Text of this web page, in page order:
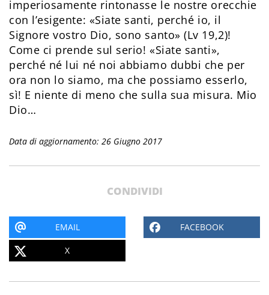
imperiosamente rintonasse le nostre orecchie
con l’esigente: «Siate santi, perché io, il
Signore vostro Dio, sono santo» (Lv 19,2)!
Come ci prende sul serio! «Siate santi»,
perché né lui né noi abbiamo dubbi che per
ora non lo siamo, ma che possiamo esserlo,
sì! E niente di meno che sulla sua misura. Mio
Dio…
Data di aggiornamento: 26 Giugno 2017
CONDIVIDI
EMAIL FACEBOOK
X